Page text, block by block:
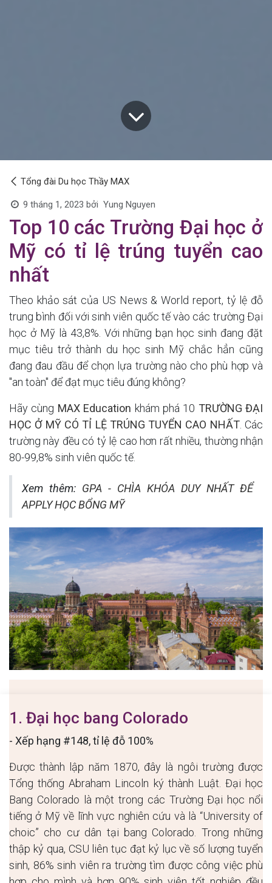
Tổng đài Du học Thầy MAX
9 tháng 1, 2023 bởi Yung Nguyen
Top 10 các Trường Đại học ở
Mỹ có tỉ lệ trúng tuyển cao
nhất
Theo khảo sát của US News & World report, tỷ lệ đỗ
trung bình đối với sinh viên quốc tế vào các trường Đại
học ở Mỹ là 43,8%. Với những bạn học sinh đang đặt
mục tiêu trở thành du học sinh Mỹ chắc hẳn cũng
đang đau đầu để chọn lựa trường nào cho phù hợp và
"an toàn" để đạt mục tiêu đúng không?
Hãy cùng MAX Education khám phá 10 TRƯỜNG ĐẠI
HỌC Ở MỸ CÓ TỈ LỆ TRÚNG TUYỂN CAO NHẤT. Các
trường này đều có tỷ lệ cao hơn rất nhiều, thường nhận
80-99,8% sinh viên quốc tế.
Xem thêm: GPA - CHÌA KHÓA DUY NHẤT ĐỂ
APPLY HỌC BỔNG MỸ
1. Đại học bang Colorado
- Xếp hạng #148, tỉ lệ đỗ 100%
Được thành lập năm 1870, đây là ngôi trường được
Tổng thống Abraham Lincoln ký thành Luật. Đại học
Bang Colorado là một trong các Trường Đại học nổi
tiếng ở Mỹ về lĩnh vực nghiên cứu và là “University of
choic” cho cư dân tại bang Colorado. Trong những
thập kỷ qua, CSU liên tục đạt kỷ lục về số lượng tuyển
sinh, 86% sinh viên ra trường tìm được công việc phù